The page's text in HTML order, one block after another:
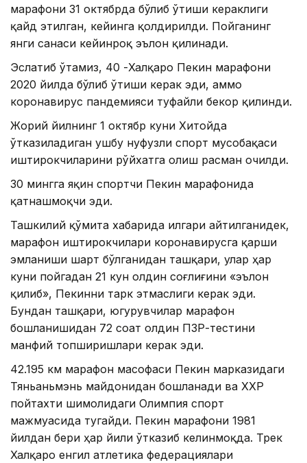
марафони 31 октябрда бўлиб ўтиши кераклиги
қайд этилган, кейинга қолдирилди. Пойганинг
янги санаси кейинроқ эълон қилинади.
Эслатиб ўтамиз, 40 -Халқаро Пекин марафони
2020 йилда бўлиб ўтиши керак эди, аммо
коронавирус пандемияси туфайли бекор қилинди.
Жорий йилнинг 1 октябр куни Хитойда
ўтказиладиган ушбу нуфузли спорт мусобақаси
иштирокчиларини рўйхатга олиш расман очилди.
30 мингга яқин спортчи Пекин марафонида
қатнашмоқчи эди.
Ташкилий қўмита хабарида илгари айтилганидек,
марафон иштирокчилари коронавирусга қарши
эмланиши шарт бўлганидан ташқари, улар ҳар
куни пойгадан 21 кун олдин соғлиғини «эълон
қилиб», Пекинни тарк этмаслиги керак эди.
Бундан ташқари, югурувчилар марафон
бошланишидан 72 соат олдин ПЗР-тестини
манфий топширишлари керак эди.
42.195 км марафон масофаси Пекин марказидаги
Тяньаньмэнь майдонидан бошланади ва ХХР
пойтахти шимолидаги Олимпия спорт
мажмуасида тугайди. Пекин марафони 1981
йилдан бери ҳар йили ўтказиб келинмоқда. Трек
Халқаро енгил атлетика федерациялари